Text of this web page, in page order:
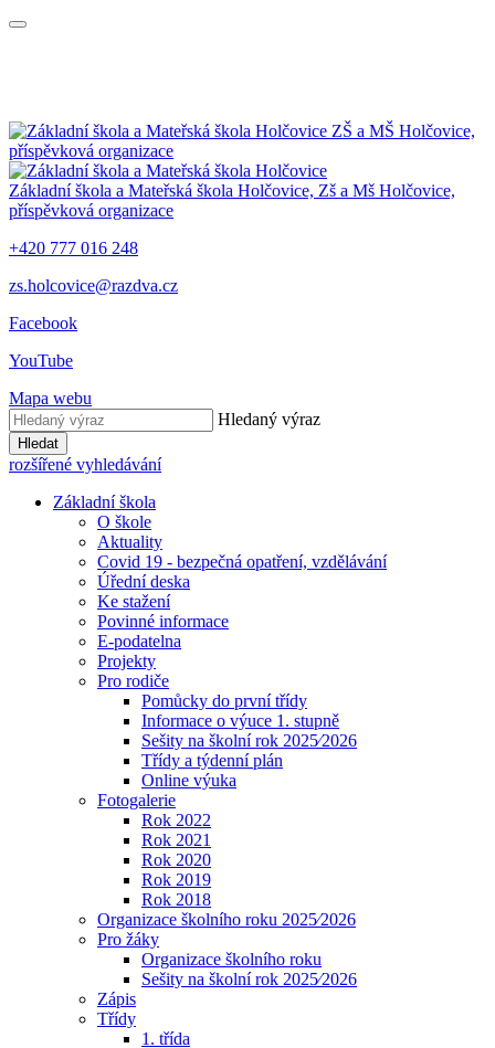
ZŠ a MŠ Holčovice,
příspěvková organizace
Základní škola a Mateřská škola Holčovice, Zš a Mš Holčovice,
příspěvková organizace
+420 777 016 248
zs.holcovice@razdva.cz
Facebook
YouTube
Mapa webu
Hledaný výraz
Hledat
rozšířené vyhledávání
Základní škola
O škole
Aktuality
Covid 19 - bezpečná opatření, vzdělávání
Úřední deska
Ke stažení
Povinné informace
E-podatelna
Projekty
Pro rodiče
Pomůcky do první třídy
Informace o výuce 1. stupně
Sešity na školní rok 2025⁄2026
Třídy a týdenní plán
Online výuka
Fotogalerie
Rok 2022
Rok 2021
Rok 2020
Rok 2019
Rok 2018
Organizace školního roku 2025⁄2026
Pro žáky
Organizace školního roku
Sešity na školní rok 2025⁄2026
Zápis
Třídy
1. třída